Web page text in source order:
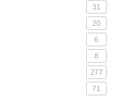
31
20
6
8
277
71